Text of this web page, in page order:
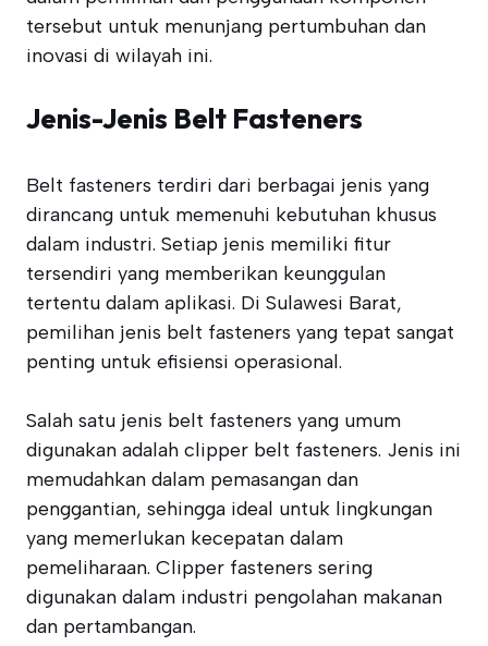
tersebut untuk menunjang pertumbuhan dan
inovasi di wilayah ini.
Jenis-Jenis Belt Fasteners
Belt fasteners terdiri dari berbagai jenis yang
dirancang untuk memenuhi kebutuhan khusus
dalam industri. Setiap jenis memiliki fitur
tersendiri yang memberikan keunggulan
tertentu dalam aplikasi. Di Sulawesi Barat,
pemilihan jenis belt fasteners yang tepat sangat
penting untuk efisiensi operasional.
Salah satu jenis belt fasteners yang umum
digunakan adalah clipper belt fasteners. Jenis ini
memudahkan dalam pemasangan dan
penggantian, sehingga ideal untuk lingkungan
yang memerlukan kecepatan dalam
pemeliharaan. Clipper fasteners sering
digunakan dalam industri pengolahan makanan
dan pertambangan.